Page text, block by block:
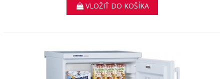
VLOŽIŤ DO KOŠÍKA